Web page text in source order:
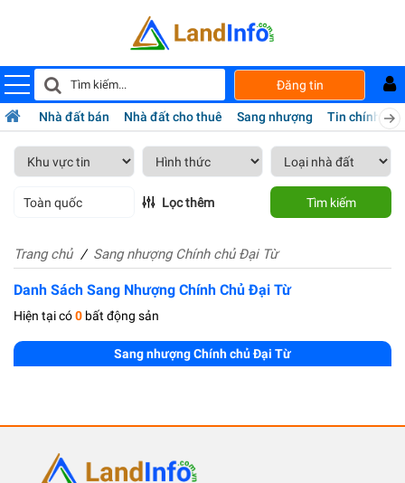
Đăng tin
Nhà đất bán Nhà đất cho thuê Sang nhượng Tin chính chủ
Toàn quốc Lọc thêm Tìm kiếm
Trang chủ Sang nhượng Chính chủ Đại Từ
Danh Sách Sang Nhượng Chính Chủ Đại Từ
Hiện tại có0 bất động sản
Sang nhượng Chính chủ Đại Từ